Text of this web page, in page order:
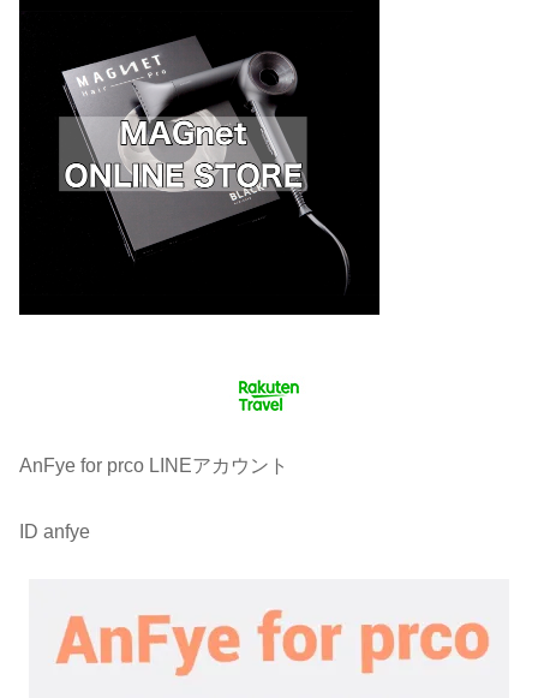
AnFye for prco LINEアカウント
ID anfye